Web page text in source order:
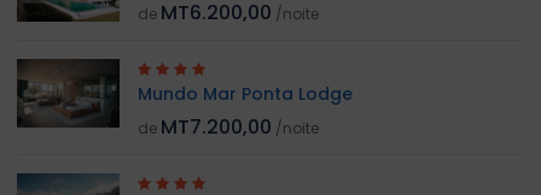
de MT6.200,00 /noite
Mundo Mar Ponta Lodge
de MT7.200,00 /noite